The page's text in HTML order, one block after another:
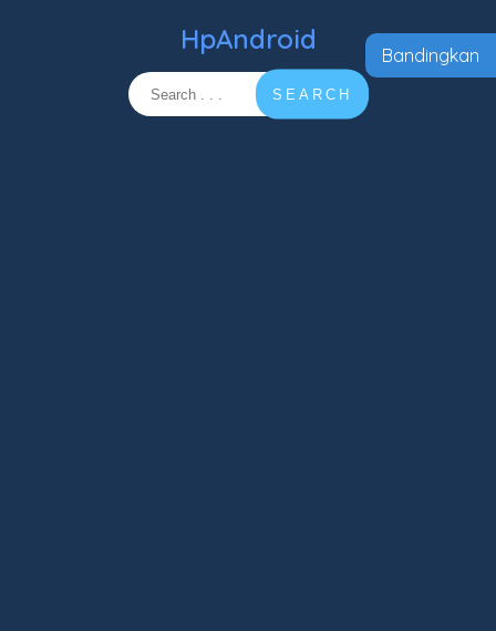
HpAndroid
SEARCH
Bandingkan